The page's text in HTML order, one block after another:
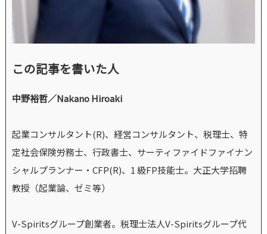
この記事を書いた人
中野裕哲／Nakano Hiroaki
起業コンサルタント(R)、経営コンサルタント、税理士、特
定社会保険労務士、行政書士、サーティファイドファイナン
シャルプランナー・CFP(R)、1 級FP技能士。大正大学招聘
教授（起業論、ゼミ等）
V-Spiritsグループ創業者。税理士法人V-Spiritsグループ代